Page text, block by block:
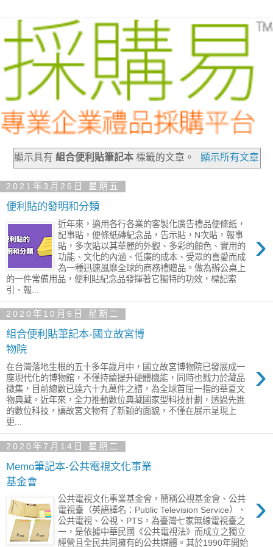
顯示具有 組合便利貼筆記本標籤的文章。 顯示所有文章
2021年3月26日 星期五
便利貼的發明和分類
›
近年來，適用各行各業的客製化廣告禮品便條紙，
記事貼，便條紙磚紀念品，告示貼，N次貼，報事
貼，多次貼以其華麗的外觀、多彩的顏色、實用的
功能、文化的內涵、低廉的成本、受眾的喜愛而成
為一種迅速風靡全球的商務禮贈品。做為辦公桌上
的一件常備用品，便利貼紀念品發揮著它獨特的功效，標記索
引、報...
2020年10月6日 星期二
組合便利貼筆記本-國立故宮博
物院
›
在台灣落地生根的五十多年歲月中，國立故宮博物院已發展成一
座現代化的博物館，不僅持續提升硬體機能，同時也戮力於藏品
徵集，目前總數已達六十九萬件之譜，為全球首屈一指的華夏文
物典藏。近年來，全力推動數位典藏國家型科技計劃，透過先進
的數位科技，讓故宮文物有了新穎的面貌，不僅在展示呈現上
更...
2020年7月14日 星期二
Memo筆記本-公共電視文化事業
基金會
›
公共電視文化事業基金會，簡稱公視基金會、公共
電視臺（英語譯名：Public Television Service）、
公共電視、公視、PTS，為臺灣七家無線電視臺之
一，是依據中華民國《公共電視法》而成立之獨立
經營且全民共同擁有的公共媒體。其於1990年開始